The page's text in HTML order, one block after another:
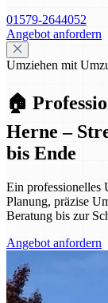
01579-2644052
Angebot anfordern
Umziehen mit
🏠
Herne –
bis Ende
Ein professionelles
Planung, präzise
Beratung bis zur
Angebot anfordern